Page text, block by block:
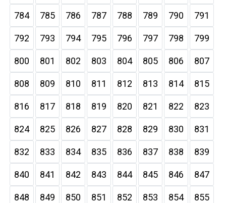
784 785 786 787 788 789 790 791
792 793 794 795 796 797 798 799
800 801 802 803 804 805 806 807
808 809 810 811 812 813 814 815
816 817 818 819 820 821 822 823
824 825 826 827 828 829 830 831
832 833 834 835 836 837 838 839
840 841 842 843 844 845 846 847
848 849 850 851 852 853 854 855